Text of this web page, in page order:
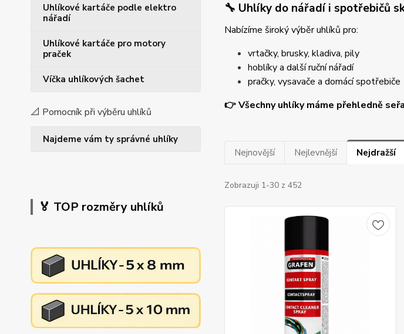
Uhlíkové kartáče podle elektro
nářadí
Uhlíkové kartáče pro motory
praček
Víčka uhlíkových šachet
📐 Pomocník při výběru uhlíků
Najdeme vám ty správné uhlíky
🏅 TOP rozměry uhlíků
🔧 Uhlíky do nářadí i spotřebičů
Nabízíme široký výběr uhlíků pro:
vrtačky, brusky, kladiva, pily
hoblíky a další ruční nářadí
pračky, vysavače a domácí spotřebiče
👉 Všechny uhlíky máme přehledně
Nejnovější Nejlevnější Nejdražší
Zobrazuji 1-30 z 452